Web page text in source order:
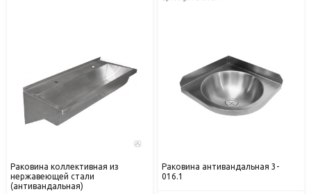
Раковина коллективная из
нержавеющей стали
(антивандальная)
Раковина антивандальная 3-
016.1